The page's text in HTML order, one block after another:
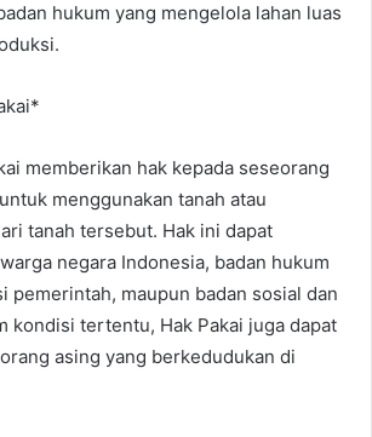
hukum yang mengelola lahan luas
memberikan hak kepada seseorang
menggunakan tanah atau
tanah tersebut. Hak ini dapat
negara Indonesia, badan hukum
pemerintah, maupun badan sosial dan
kondisi tertentu, Hak Pakai juga dapat
asing yang berkedudukan di